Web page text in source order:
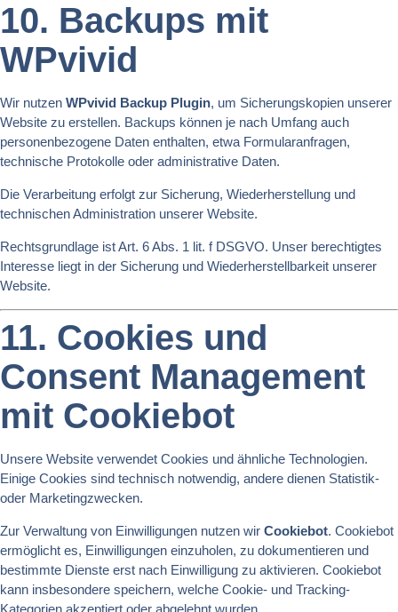
10. Backups mit
WPvivid
Wir nutzen WPvivid Backup Plugin, um Sicherungskopien unserer
Website zu erstellen. Backups können je nach Umfang auch
personenbezogene Daten enthalten, etwa Formularanfragen,
technische Protokolle oder administrative Daten.
Die Verarbeitung erfolgt zur Sicherung, Wiederherstellung und
technischen Administration unserer Website.
Rechtsgrundlage ist Art. 6 Abs. 1 lit. f DSGVO. Unser berechtigtes
Interesse liegt in der Sicherung und Wiederherstellbarkeit unserer
Website.
11. Cookies und
Consent Management
mit Cookiebot
Unsere Website verwendet Cookies und ähnliche Technologien.
Einige Cookies sind technisch notwendig, andere dienen Statistik-
oder Marketingzwecken.
Zur Verwaltung von Einwilligungen nutzen wir Cookiebot. Cookiebot
ermöglicht es, Einwilligungen einzuholen, zu dokumentieren und
bestimmte Dienste erst nach Einwilligung zu aktivieren. Cookiebot
kann insbesondere speichern, welche Cookie- und Tracking-
Kategorien akzeptiert oder abgelehnt wurden.